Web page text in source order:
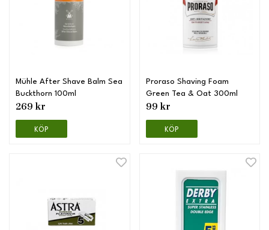
Mühle After Shave Balm Sea
Buckthorn 100ml
269 kr
KÖP
Proraso Shaving Foam
Green Tea & Oat 300ml
99 kr
KÖP